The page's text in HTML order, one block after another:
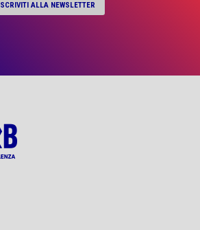
ISCRIVITI ALLA NEWSLETTER